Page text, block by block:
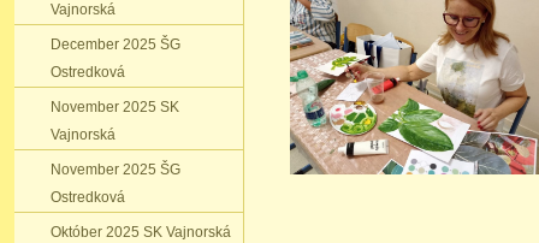
Vajnorská
December 2025 ŠG
Ostredková
November 2025 SK
Vajnorská
November 2025 ŠG
Ostredková
Október 2025 SK Vajnorská